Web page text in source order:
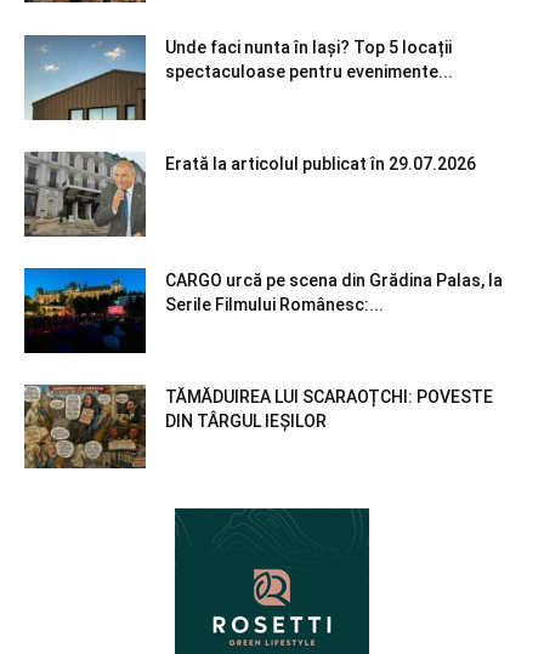
Unde faci nunta în Iași? Top 5 locații
spectaculoase pentru evenimente...
Erată la articolul publicat în 29.07.2026
CARGO urcă pe scena din Grădina Palas, la
Serile Filmului Românesc:...
TĂMĂDUIREA LUI SCARAOȚCHI: POVESTE
DIN TÂRGUL IEȘILOR